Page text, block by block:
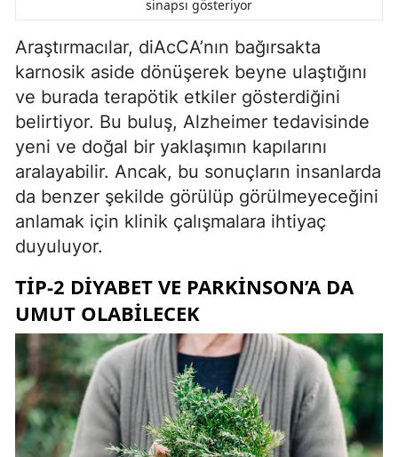
sinapsı gösteriyor
Araştırmacılar, diAcCA’nın bağırsakta
karnosik aside dönüşerek beyne ulaştığını
ve burada terapötik etkiler gösterdiğini
belirtiyor. Bu buluş, Alzheimer tedavisinde
yeni ve doğal bir yaklaşımın kapılarını
aralayabilir. Ancak, bu sonuçların insanlarda
da benzer şekilde görülüp görülmeyeceğini
anlamak için klinik çalışmalara ihtiyaç
duyuluyor.
TIP-2 DIYABET VE PARKINSON’A DA
UMUT OLABILECEK